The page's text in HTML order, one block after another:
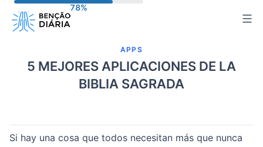
para
conteúdo
APPS
5 MEJORES APLICACIONES DE LA
BIBLIA SAGRADA
Si hay una cosa que todos necesitan más que nunca